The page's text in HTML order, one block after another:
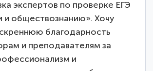
экспертов по проверке ЕГЭ
и обществознанию». Хочу
благодарность
и преподавателям за
и